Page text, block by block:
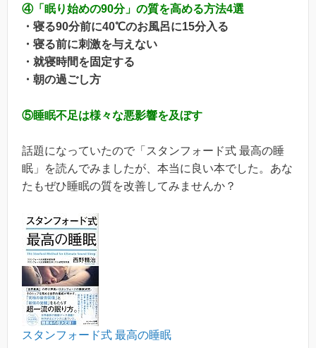
④「眠り始めの90分」の質を高める方法4選
・寝る90分前に40℃のお風呂に15分入る
・寝る前に刺激を与えない
・就寝時間を固定する
・朝の過ごし方
⑤睡眠不足は様々な悪影響を及ぼす
話題になっていたので「スタンフォード式 最高の睡
眠」を読んでみましたが、本当に良い本でした。あな
たもぜひ睡眠の質を改善してみませんか？
スタンフォード式 最高の睡眠